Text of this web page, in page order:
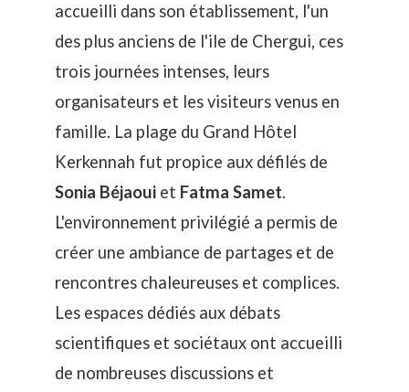
accueilli dans son établissement, l'un
des plus anciens de l'ile de Chergui, ces
trois journées intenses, leurs
organisateurs et les visiteurs venus en
famille. La plage du Grand Hôtel
Kerkennah fut propice aux défilés de
Sonia Béjaoui et Fatma Samet.
L'environnement privilégié a permis de
créer une ambiance de partages et de
rencontres chaleureuses et complices.
Les espaces dédiés aux débats
scientifiques et sociétaux ont accueilli
de nombreuses discussions et